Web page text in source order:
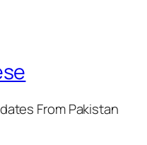
From Pakistan